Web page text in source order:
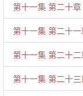
第十一集 第二十
第十一集 第二十
第十一集 第二十
第十一集 第二十